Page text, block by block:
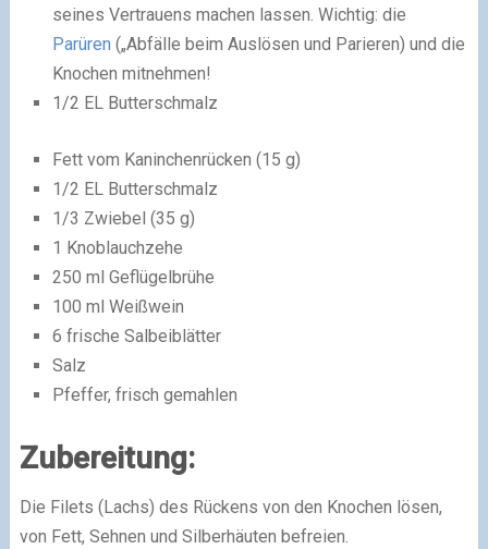
seines Vertrauens machen lassen. Wichtig: die
Parüren („Abfälle beim Auslösen und Parieren) und die
Knochen mitnehmen!
1/2 EL Butterschmalz
Fett vom Kaninchenrücken (15 g)
1/2 EL Butterschmalz
1/3 Zwiebel (35 g)
1 Knoblauchzehe
250 ml Geflügelbrühe
100 ml Weißwein
6 frische Salbeiblätter
Salz
Pfeffer, frisch gemahlen
Zubereitung:
Die Filets (Lachs) des Rückens von den Knochen lösen,
von Fett, Sehnen und Silberhäuten befreien.